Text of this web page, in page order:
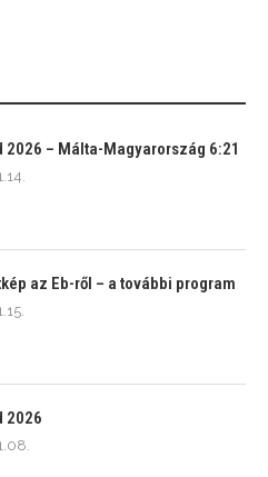
2026 – Málta-Magyarország 6:21
az Eb-ről – a további program
2026